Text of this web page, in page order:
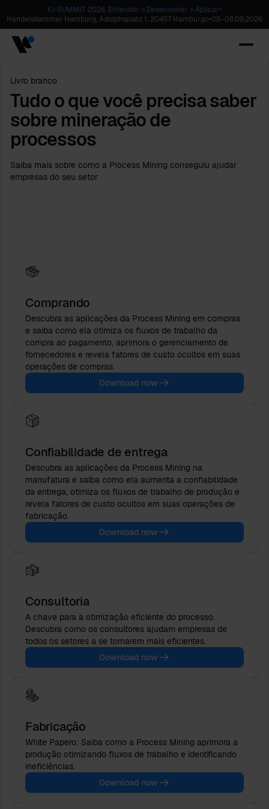
KI-SUMMIT 2026. Entender » Desenvolver » Aplicar•
Handelskammer Hamburg, Adolphsplatz 1, 20457 Hamburgo•08–08.09.2026
Livro branco
Tudo o que você precisa saber
sobre mineração de
processos
Saiba mais sobre como a Process Mining conseguiu ajudar
empresas do seu setor
Comprando
Descubra as aplicações da Process Mining em compras
e saiba como ela otimiza os fluxos de trabalho da
compra ao pagamento, aprimora o gerenciamento de
fornecedores e revela fatores de custo ocultos em suas
operações de compras.
Download now
Confiabilidade de entrega
Descubra as aplicações da Process Mining na
manufatura e saiba como ela aumenta a confiabilidade
da entrega, otimiza os fluxos de trabalho de produção e
revela fatores de custo ocultos em suas operações de
fabricação.
Download now
Consultoria
A chave para a otimização eficiente do processo.
Descubra como os consultores ajudam empresas de
todos os setores a se tornarem mais eficientes.
Download now
Fabricação
White Papero: Saiba como a Process Mining aprimora a
produção otimizando fluxos de trabalho e identificando
ineficiências.
Download now